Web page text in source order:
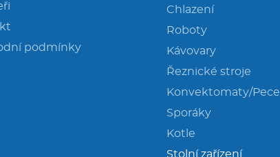
podmínky
Chlazení
Roboty
Kávovary
Řeznické stroje
Konvektomaty/Pece
Sporáky
Kotle
Stolní zařízení